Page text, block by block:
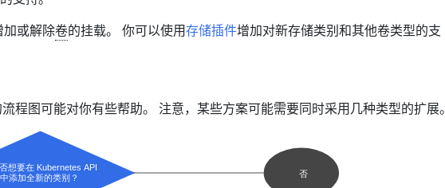
或解除卷的挂载。 你可以使用存储插件增加对新存储类别和其他卷类型的支
程图可能对你有些帮助。 注意，某些方案可能需要同时采用几种类型的扩展。